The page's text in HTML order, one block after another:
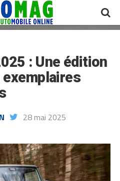
: Une édition
28 mai 2025